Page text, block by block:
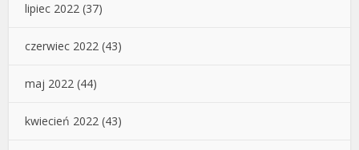
lipiec 2022 (37)
czerwiec 2022 (43)
maj 2022 (44)
kwiecień 2022 (43)